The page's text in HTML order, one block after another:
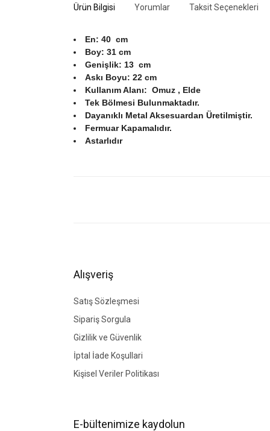
Ürün Bilgisi Yorumlar Taksit Seçenekleri
En: 40 cm
Boy: 31 cm
Genişlik: 13 cm
Askı Boyu: 22 cm
Kullanım Alanı: Omuz , Elde
Tek Bölmesi Bulunmaktadır.
Dayanıklı Metal Aksesuardan Üretilmiştir.
Fermuar Kapamalıdır.
Astarlıdır
Ürün fiyatı diğer sitelerden daha pahalı.
Bu ürüne benzer farklı alternatifler olmalı.
Alışveriş
Satış Sözleşmesi
Sipariş Sorgula
Gizlilik ve Güvenlik
İptal İade Koşullari
Kişisel Veriler Politikası
E-bültenimize kaydolun